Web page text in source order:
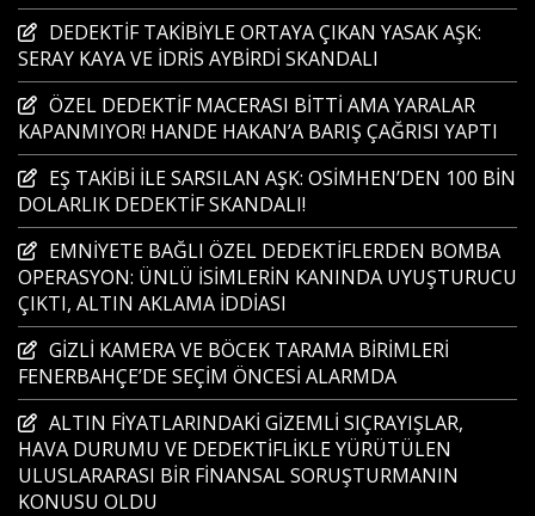
DEDEKTİF TAKİBİYLE ORTAYA ÇIKAN YASAK AŞK:
SERAY KAYA VE İDRİS AYBİRDİ SKANDALI
ÖZEL DEDEKTİF MACERASI BİTTİ AMA YARALAR
KAPANMIYOR! HANDE HAKAN’A BARIŞ ÇAĞRISI YAPTI
EŞ TAKİBİ İLE SARSILAN AŞK: OSİMHEN’DEN 100 BİN
DOLARLIK DEDEKTİF SKANDALI!
EMNİYETE BAĞLI ÖZEL DEDEKTİFLERDEN BOMBA
OPERASYON: ÜNLÜ İSİMLERİN KANINDA UYUŞTURUCU
ÇIKTI, ALTIN AKLAMA İDDİASI
GİZLİ KAMERA VE BÖCEK TARAMA BİRİMLERİ
FENERBAHÇE’DE SEÇİM ÖNCESİ ALARMDA
ALTIN FİYATLARINDAKİ GİZEMLİ SIÇRAYIŞLAR,
HAVA DURUMU VE DEDEKTİFLİKLE YÜRÜTÜLEN
ULUSLARARASI BİR FİNANSAL SORUŞTURMANIN
KONUSU OLDU